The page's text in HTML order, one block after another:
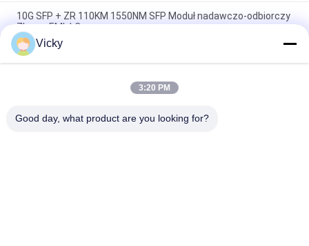
10G SFP + ZR 110KM 1550NM SFP Moduł nadawczo-odbiorczy
Złącze EML LC
Moduł światłowodowy Deplex LC SM Fibre 100G Duża
odległość 100 km z DDM
Moduł nadawczo-odbiorczy 10G SFP 850nm 300M Podwójne
Vicky
3:20 PM
Good day, what product are you looking for?